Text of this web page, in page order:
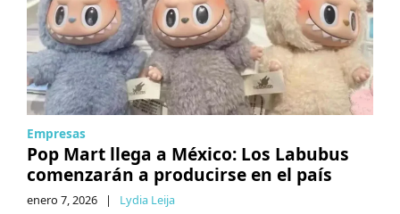
Empresas
Pop Mart llega a México: Los Labubus
comenzarán a producirse en el país
enero 7, 2026 | Lydia Leija